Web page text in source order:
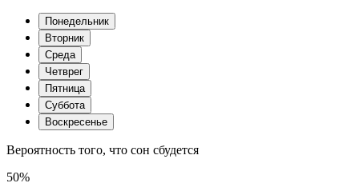
Понедельник
Вторник
Среда
Четврег
Пятница
Суббота
Воскресенье
Вероятность того, что сон сбудется
50%